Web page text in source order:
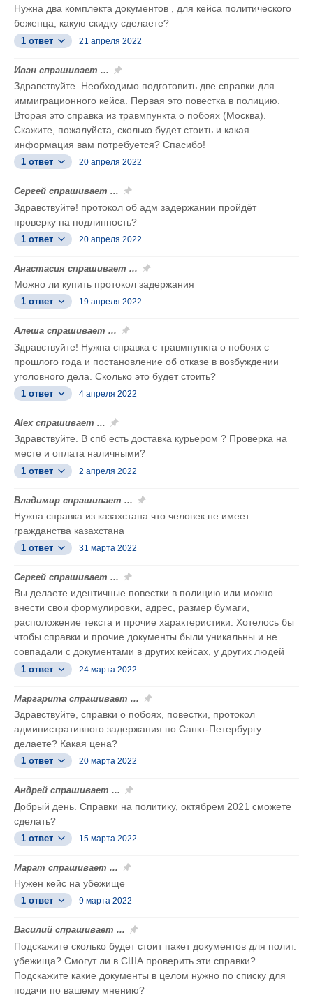
Нужна два комплекта документов , для кейса политического
беженца, какую скидку сделаете?
1 ответ 21 апреля 2022
Иван спрашивает ...
Здравствуйте. Необходимо подготовить две справки для
иммиграционного кейса. Первая это повестка в полицию.
Вторая это справка из травмпункта о побоях (Москва).
Скажите, пожалуйста, сколько будет стоить и какая
информация вам потребуется? Спасибо!
1 ответ 20 апреля 2022
Сергей спрашивает ...
Здравствуйте! протокол об адм задержании пройдёт
проверку на подлинность?
1 ответ 20 апреля 2022
Анастасия спрашивает ...
Можно ли купить протокол задержания
1 ответ 19 апреля 2022
Алеша спрашивает ...
Здравствуйте! Нужна справка с травмпункта о побоях с
прошлого года и постановление об отказе в возбуждении
уголовного дела. Сколько это будет стоить?
1 ответ 4 апреля 2022
Alex спрашивает ...
Здравствуйте. В спб есть доставка курьером ? Проверка на
месте и оплата наличными?
1 ответ 2 апреля 2022
Владимир спрашивает ...
Нужна справка из казахстана что человек не имеет
гражданства казахстана
1 ответ 31 марта 2022
Сергей спрашивает ...
Вы делаете идентичные повестки в полицию или можно
внести свои формулировки, адрес, размер бумаги,
расположение текста и прочие характеристики. Хотелось бы
чтобы справки и прочие документы были уникальны и не
совпадали с документами в других кейсах, у других людей
1 ответ 24 марта 2022
Маргарита спрашивает ...
Здравствуйте, справки о побоях, повестки, протокол
административного задержания по Санкт-Петербургу
делаете? Какая цена?
1 ответ 20 марта 2022
Андрей спрашивает ...
Добрый день. Справки на политику, октябрем 2021 сможете
сделать?
1 ответ 15 марта 2022
Марат спрашивает ...
Нужен кейс на убежище
1 ответ 9 марта 2022
Василий спрашивает ...
Подскажите сколько будет стоит пакет документов для полит.
убежища? Смогут ли в США проверить эти справки?
Подскажите какие документы в целом нужно по списку для
подачи по вашему мнению?